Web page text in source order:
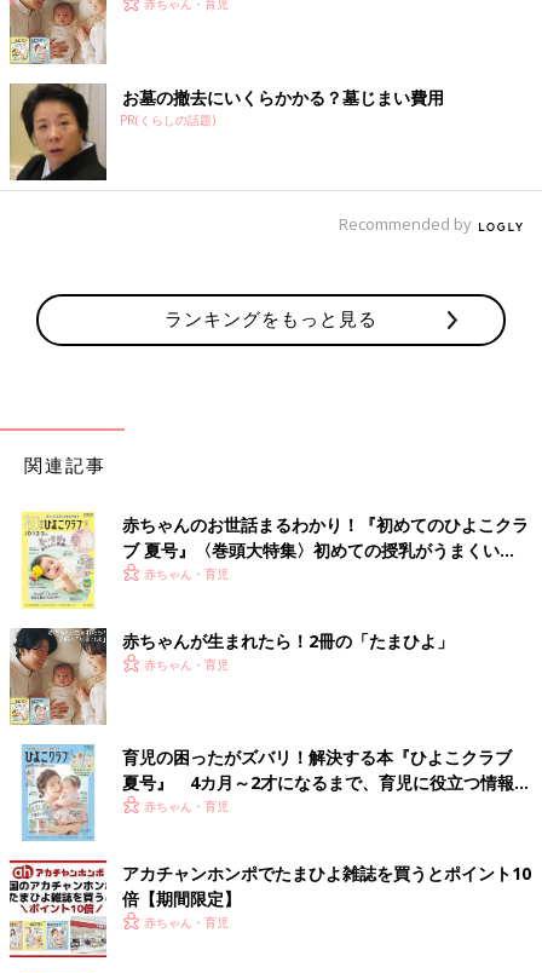
赤ちゃん・育児
お墓の撤去にいくらかかる？墓じまい費用
PR(くらしの話題)
Recommended by
ランキングをもっと見る
関連記事
赤ちゃんのお世話まるわかり！『初めてのひよこクラ
ブ 夏号』〈巻頭大特集〉初めての授乳がうまくい
く！ おっぱい・ミルクの基本と夏のトラブル 解決テ
赤ちゃん・育児
赤ちゃんが生まれたら！2冊の「たまひよ」
赤ちゃん・育児
育児の困ったがズバリ！解決する本『ひよこクラブ
夏号』 4カ月～2才になるまで、育児に役立つ情報が
いっぱい！
赤ちゃん・育児
アカチャンホンポでたまひよ雑誌を買うとポイント10
倍【期間限定】
赤ちゃん・育児